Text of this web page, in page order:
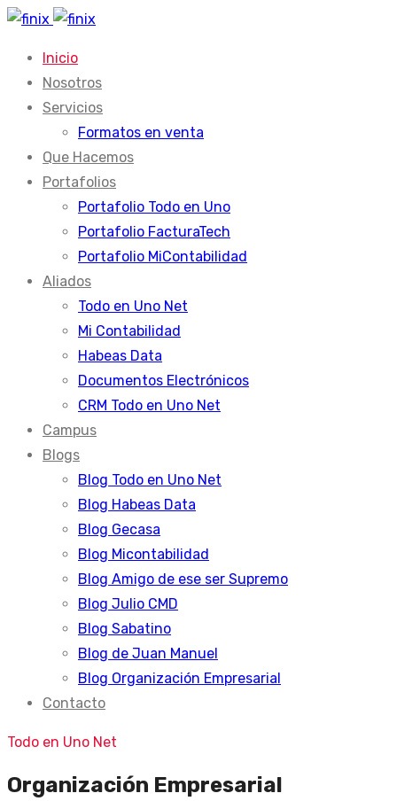
Inicio
Nosotros
Servicios
Formatos en venta
Que Hacemos
Portafolios
Portafolio Todo en Uno
Portafolio FacturaTech
Portafolio MiContabilidad
Aliados
Todo en Uno Net
Mi Contabilidad
Habeas Data
Documentos Electrónicos
CRM Todo en Uno Net
Campus
Blogs
Blog Todo en Uno Net
Blog Habeas Data
Blog Gecasa
Blog Micontabilidad
Blog Amigo de ese ser Supremo
Blog Julio CMD
Blog Sabatino
Blog de Juan Manuel
Blog Organización Empresarial
Contacto
Todo en Uno Net
Organización Empresarial